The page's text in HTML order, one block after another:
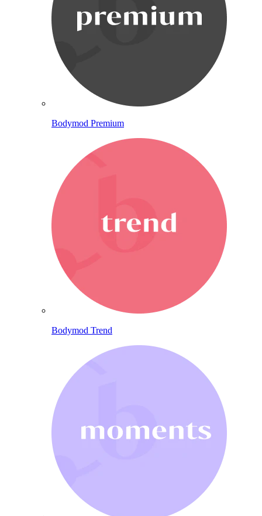
Bodymod Premium
Bodymod Trend